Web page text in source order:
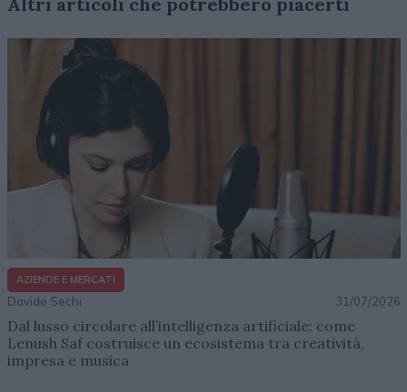
AZIENDE E MERCATI
Davide Sechi 31/07/2026
Dal lusso circolare all’intelligenza artificiale: come
Lenush Saf costruisce un ecosistema tra creatività,
impresa e musica